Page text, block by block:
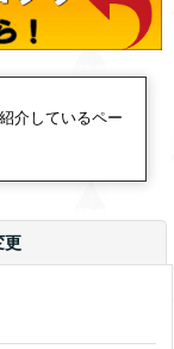
介しているペー
更